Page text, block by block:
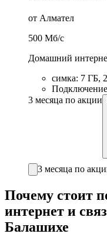
от Алмател
500 Мб/c
Домашний
симка: 7 ГБ,
3 месяца по акции
3 месяца по
Почему стоит
интернет и
Балашихе